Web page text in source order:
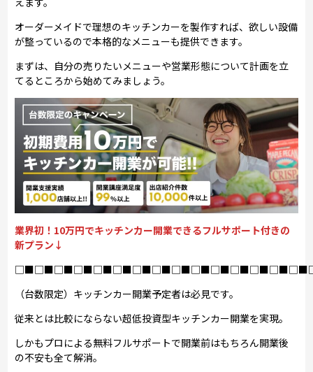
オーダーメイドで理想のキッチンカーを製作すれば、欲しい設備
が整っているので本格的なメニューも提供できます。
まずは、自分の売りたいメニューや営業形態について計画を立
てるところから始めてみましょう。
業界初！10万円でキッチンカー開業できるフルサポート付きの
新プラン↓
（台数限定）キッチンカー開業予定者は必見です。
従来とは比較にならない超低投資型キッチンカー開業を実現。
しかもプロによる無料フルサポートで開業前はもちろん開業後
の不安も全て解消。